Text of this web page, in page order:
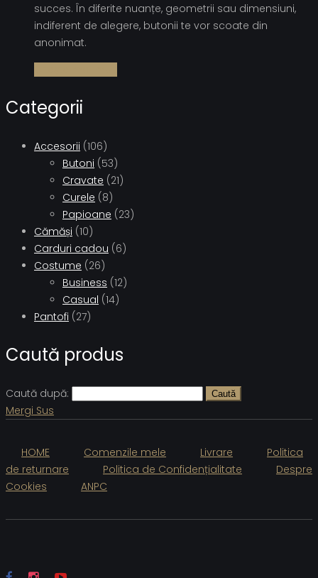
succes. În diferite nuanțe, geometrii sau dimensiuni,
indiferent de alegere, butonii te vor scoate din
anonimat.
Categorii
Accesorii (106)
Butoni (53)
Cravate (21)
Curele (8)
Papioane (23)
Cămăși (10)
Carduri cadou (6)
Costume (26)
Business (12)
Casual (14)
Pantofi (27)
Caută produs
Caută după: Caută
Mergi Sus
HOME Comenzile mele Livrare
Politica
de returnare
Politica de Confidențialitate
Despre
Cookies
ANPC